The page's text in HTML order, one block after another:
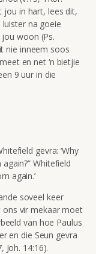
jou in hart, lees dit,
na goeie
woon (Ps.
nie inneem soos
en net ‘n bietjie
9 uur in die
gevra: ‘Why
Whitefield
again.’
soveel keer
ons vir mekaar moet
van hoe Paulus
en die Seun gevra
Joh. 14:16).